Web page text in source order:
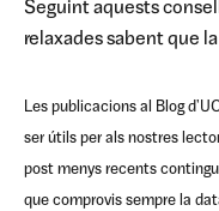
Seguint aquests
relaxades sabent que
Les publicacions al Blog
ser útils per als nostres
post menys recents
que comprovis sempre la